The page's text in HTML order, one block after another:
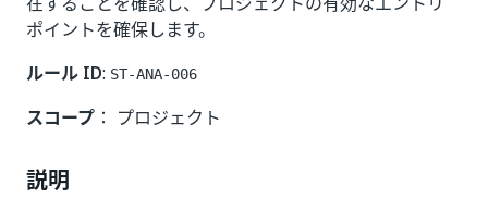
ポイントを確保します。
ルール ID: ST-ANA-006
スコープ ： プロジェクト
説明